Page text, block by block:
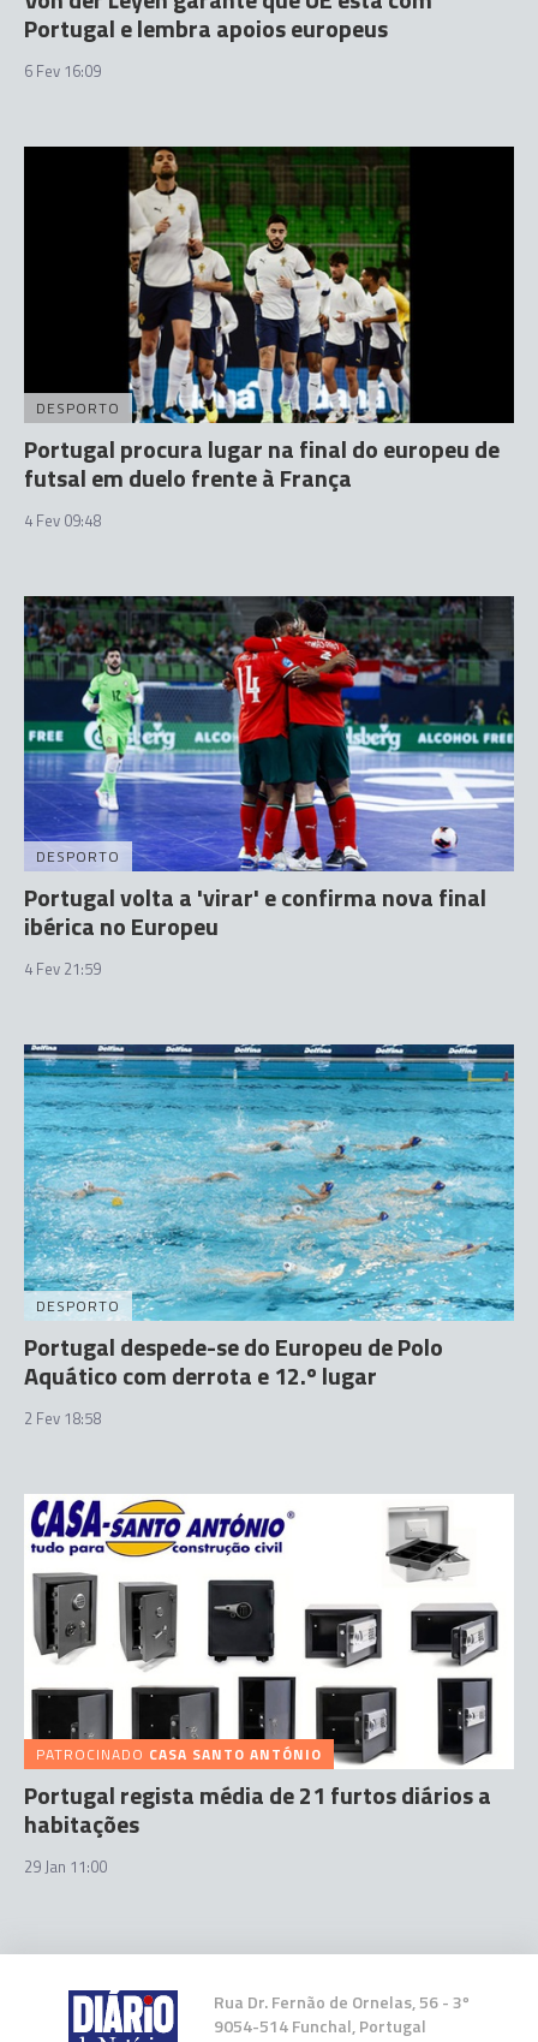
Portugal e lembra apoios europeus
6 Fev 16:09
DESPORTO
Portugal procura lugar na final do europeu de
futsal em duelo frente à França
4 Fev 09:48
DESPORTO
Portugal volta a 'virar' e confirma nova final
ibérica no Europeu
4 Fev 21:59
DESPORTO
Portugal despede-se do Europeu de Polo
Aquático com derrota e 12.º lugar
2 Fev 18:58
PATROCINADO CASA SANTO ANTÓNIO
Portugal regista média de 21 furtos diários a
habitações
29 Jan 11:00
Rua Dr. Fernão de Ornelas, 56 - 3º
9054-514 Funchal, Portugal